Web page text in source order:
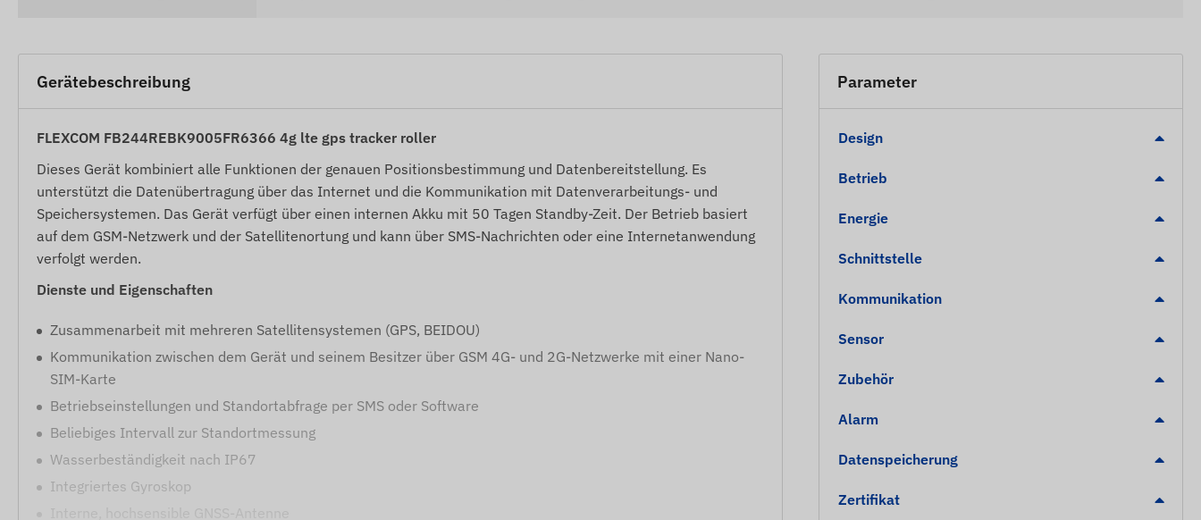
Gerätebeschreibung
FLEXCOM FB244REBK9005FR6366 4g lte gps tracker roller
Dieses Gerät kombiniert alle Funktionen der genauen Positionsbestimmung und Datenbereitstellung. Es
unterstützt die Datenübertragung über das Internet und die Kommunikation mit Datenverarbeitungs- und
Speichersystemen. Das Gerät verfügt über einen internen Akku mit 50 Tagen Standby-Zeit. Der Betrieb basiert
auf dem GSM-Netzwerk und der Satellitenortung und kann über SMS-Nachrichten oder eine Internetanwendung
verfolgt werden.
Dienste und Eigenschaften
Zusammenarbeit mit mehreren Satellitensystemen (GPS, BEIDOU)
Kommunikation zwischen dem Gerät und seinem Besitzer über GSM 4G- und 2G-Netzwerke mit einer Nano-
SIM-Karte
Betriebseinstellungen und Standortabfrage per SMS oder Software
Beliebiges Intervall zur Standortmessung
Wasserbeständigkeit nach IP67
Integriertes Gyroskop
Parameter
Design
Betrieb
Energie
Schnittstelle
Kommunikation
Sensor
Zubehör
Alarm
Datenspeicherung
Zertifikat